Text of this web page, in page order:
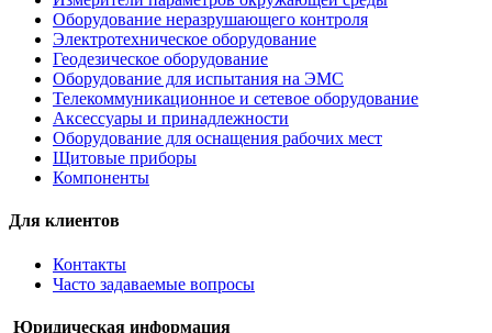
Оборудование неразрушающего контроля
Электротехническое оборудование
Геодезическое оборудование
Оборудование для испытания на ЭМС
Телекоммуникационное и сетевое оборудование
Аксессуары и принадлежности
Оборудование для оснащения рабочих мест
Щитовые приборы
Компоненты
Для клиентов
Контакты
Часто задаваемые вопросы
Юридическая информация